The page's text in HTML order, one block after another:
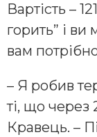
Вартість –
горить” і ви
вам
– Я робив
ті, що через
Кравець. –